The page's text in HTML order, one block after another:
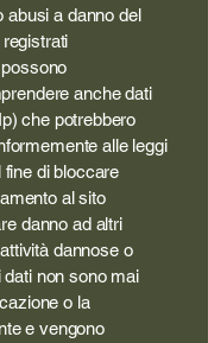
abusi a danno del
anche dati
che potrebbero
alle leggi
fine di bloccare
al sito
danno ad altri
dannose o
dati non sono mai
o la
e vengono